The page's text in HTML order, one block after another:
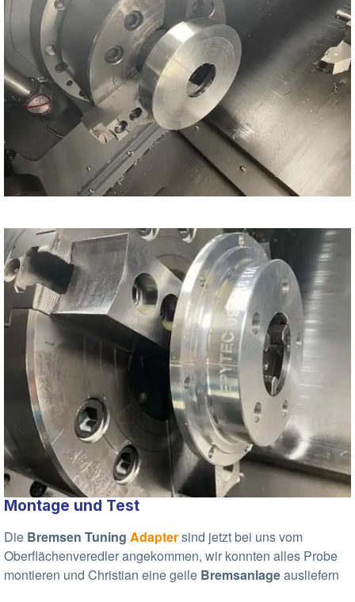
Montage und Test
Die Bremsen Tuning Adaptersind jetzt bei uns vom
Oberflächenveredler angekommen, wir konnten alles Probe
montieren und Christian eine geile Bremsanlageausliefern